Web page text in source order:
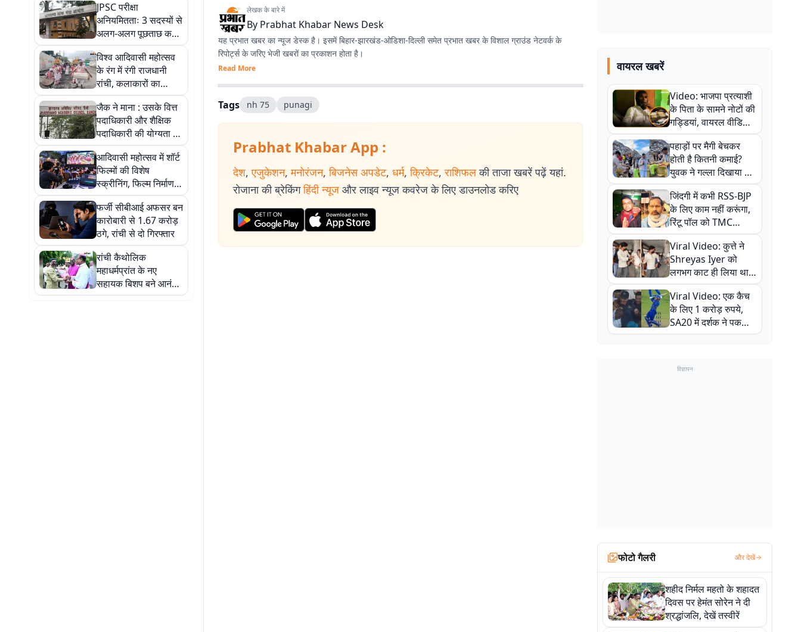
JPSC परीक्षा
अनियमितताः 3 सदस्यों से
अलग-अलग पूछताछ करेगी
CID
विश्व आदिवासी महोत्सव
के रंग में रंगी राजधानी
रांची, कलाकारों का
उत्साह चरम पर
जैक ने माना : उसके वित्त
पदाधिकारी और शैक्षिक
पदाधिकारी की योग्यता पद
के अनुरूप नहीं
आदिवासी महोत्सव में शॉर्ट
फिल्मों की विशेष
स्क्रीनिंग, फिल्म निर्माण
सीखने का मिलेगा मौका
फर्जी सीबीआई अफसर बन
कारोबारी से 1.67 करोड़
ठगे, रांची से दो गिरफ्तार
रांची कैथोलिक
महाधर्मप्रांत के नए
सहायक बिशप बने आनंद
डेविड, मुख्यमंत्री हेमंत
लेखक के बारे में
By Prabhat Khabar News Desk
यह प्रभात खबर का न्यूज डेस्क है। इसमें बिहार-झारखंड-ओडिशा-दिल्‍ली समेत प्रभात खबर के विशाल ग्राउंड नेटवर्क के
रिपोर्ट्स के जरिए भेजी खबरों का प्रकाशन होता है।
Read More
Tags nh 75 punagi
Prabhat Khabar App :
देश, एजुकेशन, मनोरंजन, बिजनेस अपडेट, धर्म, क्रिकेट, राशिफल की ताजा खबरें पढ़ें यहां.
रोजाना की ब्रेकिंग हिंदी न्यूज और लाइव न्यूज कवरेज के लिए डाउनलोड करिए
वायरल खबरें
Video: भाजपा प्रत्याशी
के पिता के सामने नोटों की
गड्डियां, वायरल वीडियो
से राजनीति में उबाल,
अजित महतो बोले- TMC
की गंदी चाल
पहाड़ों पर मैगी बेचकर
होती है कितनी कमाई?
युवक ने गल्ला दिखाया तो
नौकरी वालों के खड़े हो गए
कान
जिंदगी में कभी RSS-BJP
के लिए काम नहीं करूंगा,
रिंटू पॉल को TMC
ऑफिस में ले जाकर पीटा,
Video वायरल
Viral Video: कुत्ते ने
Shreyas Iyer को
लगभग काट ही लिया था,
न्यूजीलैंड सीरीज से पहले
बाल-बाल बचे
Viral Video: एक कैच
के लिए 1 करोड़ रुपये,
SA20 में दर्शक ने पकड़ा
एक हाथ से गजब का कैच
विज्ञापन
फोटो गैलरी और देखें
शहीद निर्मल महतो के शहादत
दिवस पर हेमंत सोरेन ने दी
श्रद्धांजलि, देखें तस्वीरें